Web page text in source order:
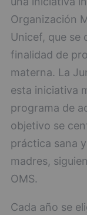
Organización
Unicef, que se
finalidad de
materna. La
esta iniciativa
programa de
objetivo se
práctica sana
madres,
OMS.
Cada año se